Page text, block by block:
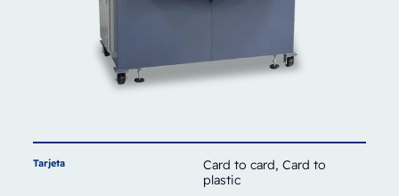
Tarjeta
Card to card, Card to
plastic